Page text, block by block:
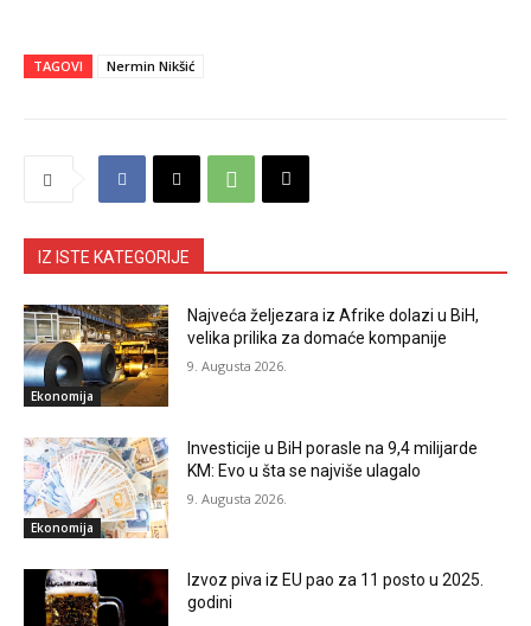
TAGOVI Nermin Nikšić
IZ ISTE KATEGORIJE
Ekonomija
Najveća željezara iz Afrike dolazi u BiH,
velika prilika za domaće kompanije
9. Augusta 2026.
Ekonomija
Investicije u BiH porasle na 9,4 milijarde
KM: Evo u šta se najviše ulagalo
9. Augusta 2026.
Izvoz piva iz EU pao za 11 posto u 2025.
godini